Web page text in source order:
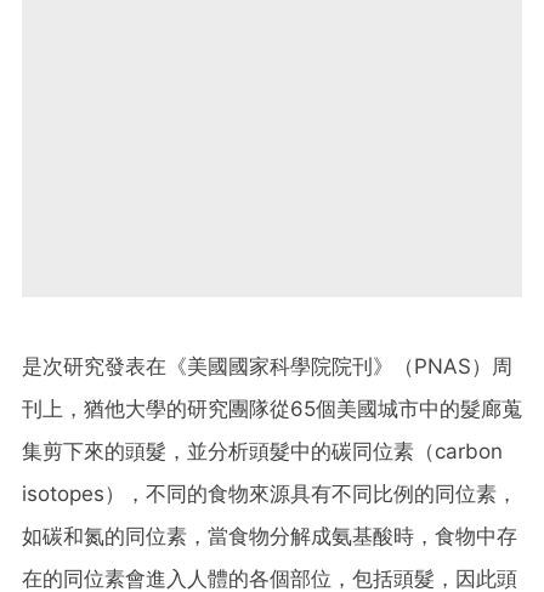
是次研究發表在《美國國家科學院院刊》（PNAS）周
刊上，猶他大學的研究團隊從65個美國城市中的髮廊蒐
集剪下來的頭髮，並分析頭髮中的碳同位素（carbon
isotopes），不同的食物來源具有不同比例的同位素，
如碳和氮的同位素，當食物分解成氨基酸時，食物中存
在的同位素會進入人體的各個部位，包括頭髮，因此頭